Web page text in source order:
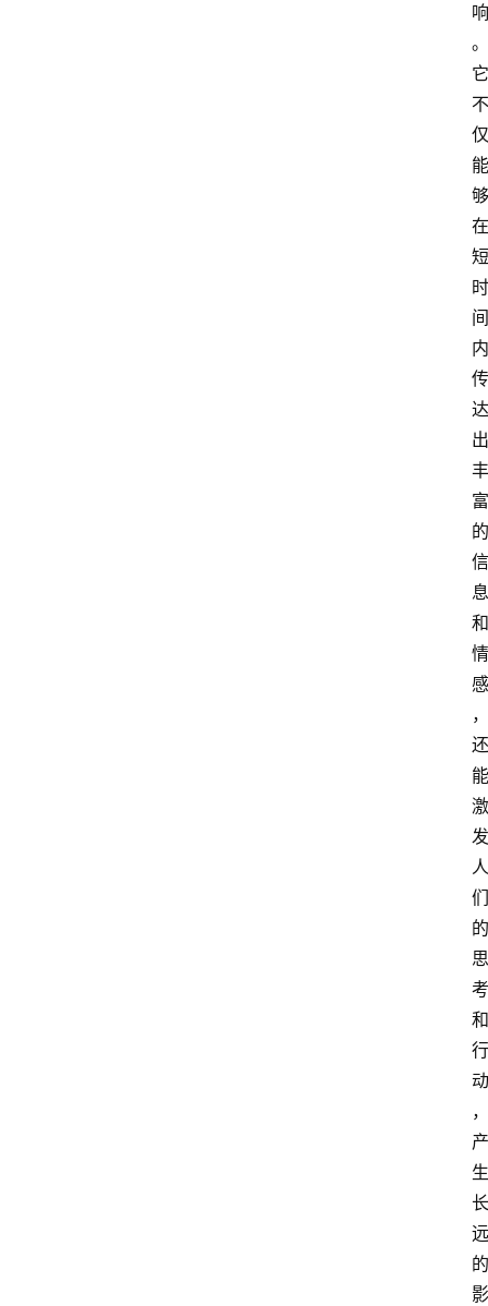
响
。
它
不
仅
能
够
在
短
时
间
内
传
达
出
丰
富
的
信
息
和
情
感
，
还
能
激
发
人
们
的
思
考
和
行
动
，
产
生
长
远
的
影